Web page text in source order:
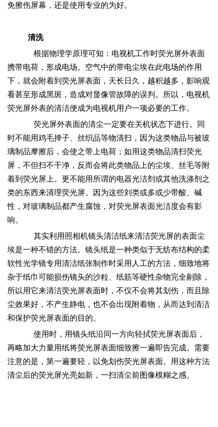
免擦伤屏幕，还是使用专业的为好。
清洗
根据物理学原理可知：电视机工作时荧光屏外表面
携带电荷，形成电场。空气中的带电尘埃在此电场的作用
下，就会附着到荧光屏表面，天长日久，越积越多，影响观
看甚至形成黑斑，造成对显像管故障的误判。所以，电视机
荧光屏外表的清洁便成为电视机用户一项必要的工作。
荧光屏外表面的清尘一定要在关机状态下进行。同
时不能用鸡毛掸子、丝织品等物清扫，因为这类物品与被玻
璃制品摩擦后，会使之带上电荷；如用这类物品清扫荧光
屏，不但扫不干净，反而会将此类物品上的尘埃、丝毛等附
着到荧光屏上。更不能用所谓的电器光洁剂或其他洗涤剂之
类的东西来清理荧光屏。因为这些刘类或多或少带酸、碱
性，对玻璃制品都产生腐蚀，对荧光屏表面光洁度会有影
响。
其实利用照相机镜头清洁纸来清洁荧光屏的表面尘
埃是一种不错的方法。镜头纸是一种类似于无纺布结构的柔
软性光学镜专用清洁纸张制作时采用人工的方法，细致地将
杂于纸巾可能损伤镜头的沙粒、纸筋等硬性杂物完全剔除，
所以用它来清洁荧光屏表面时，不仅不会将其划伤，而且除
尘效果好，不产生静电，也不会出现附着物，从而达到清洁
和保护荧光屏表面的目的。
使用时，用镜头纸沿同一方向轻拭荧光屏表面后，
再略加大力量用纸将荧光屏表面细致擦一遍即告完成。需要
注意的是，第一遍要轻，以免划伤荧光屏表面。用这种方法
清尘后的荧光屏光亮如新，一扫清尘前图像模糊之感。